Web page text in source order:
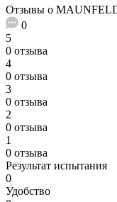
Отзывы о
0
5
0 отзыва
4
0 отзыва
3
0 отзыва
2
0 отзыва
1
0 отзыва
Результат испытания
0
Удобство